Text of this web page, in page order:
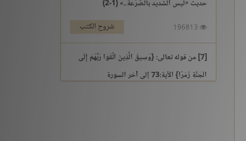
حديث «ليس الشديد بالصُّرَعة..» (1-2)
شروح الكتب
[7] من قوله تعالى: {وَسِيقَ الَّذِينَ اتَّقَوْا رَبَّهُمْ إِلَى
الْجَنَّةِ زُمَرًا} الآية:73 إلى آخر السورة